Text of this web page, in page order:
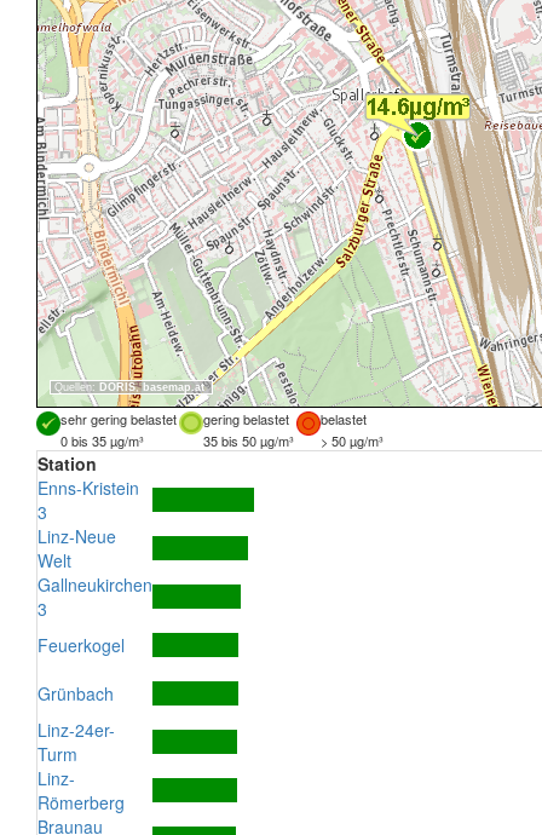
Quellen: DORIS, basemap.at
sehr gering belastet gering belastet
belastet
0 bis 35 µg/m³
35 bis 50 µg/m³ > 50 µg/m³
Station
Enns-Kristein
3
Linz-Neue
Welt
Gallneukirchen
3
Feuerkogel
Grünbach
Linz-24er-
Turm
Linz-
Römerberg
Braunau